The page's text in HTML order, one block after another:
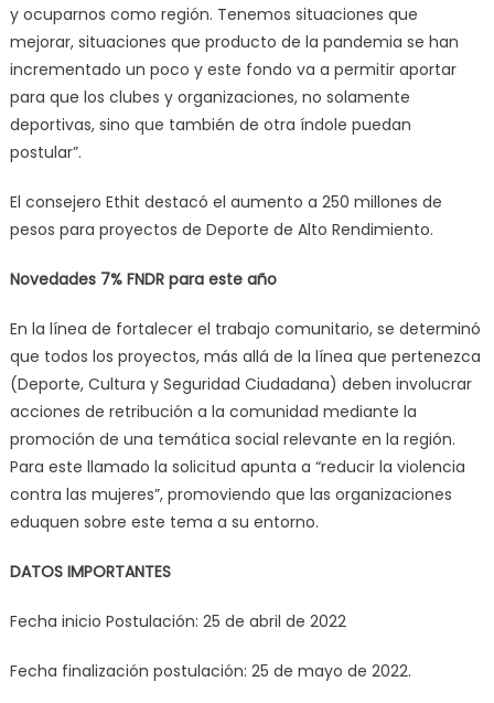
y ocuparnos como región. Tenemos situaciones que
mejorar, situaciones que producto de la pandemia se han
incrementado un poco y este fondo va a permitir aportar
para que los clubes y organizaciones, no solamente
deportivas, sino que también de otra índole puedan
postular”.
El consejero Ethit destacó el aumento a 250 millones de
pesos para proyectos de Deporte de Alto Rendimiento.
Novedades 7% FNDR para este año
En la línea de fortalecer el trabajo comunitario, se determinó
que todos los proyectos, más allá de la línea que pertenezca
(Deporte, Cultura y Seguridad Ciudadana) deben involucrar
acciones de retribución a la comunidad mediante la
promoción de una temática social relevante en la región.
Para este llamado la solicitud apunta a “reducir la violencia
contra las mujeres”, promoviendo que las organizaciones
eduquen sobre este tema a su entorno.
DATOS IMPORTANTES
Fecha inicio Postulación: 25 de abril de 2022
Fecha finalización postulación: 25 de mayo de 2022.